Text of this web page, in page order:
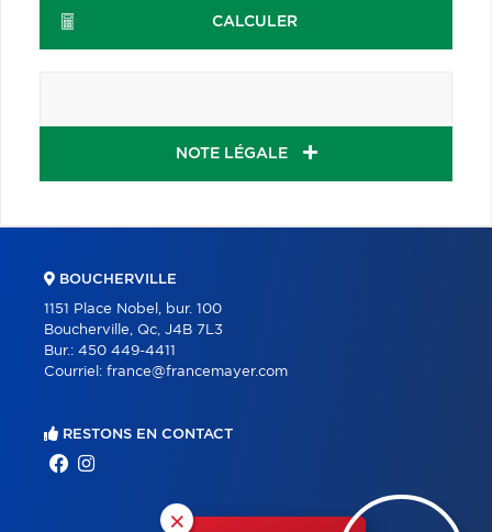
CALCULER
NOTE LÉGALE
×
BOUCHERVILLE
1151 Place Nobel, bur. 100
Boucherville, Qc, J4B 7L3
Bur.: 450 449-4411
Courriel: france@francemayer.com
RESTONS EN CONTACT